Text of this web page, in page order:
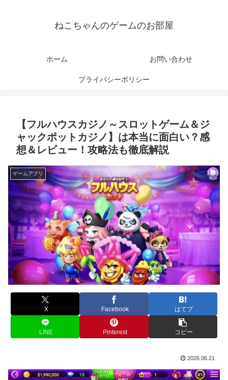
ねこちゃんのゲームのお部屋
ホーム お問い合わせ
プライバシーポリシー
【フルハウスカジノ～スロットゲーム＆ジ
ャックポットカジノ】は本当に面白い？感
想＆レビュー！攻略法も徹底解説
ゲームアプリ
X Facebook はてブ
LINE Pinterest コピー
2026.06.21